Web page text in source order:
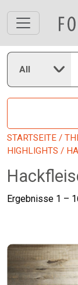
All
STARTSEITE /
HIGHLIGHTS /
Ergebnisse 1 –